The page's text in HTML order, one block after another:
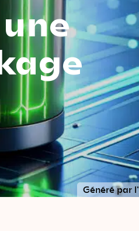
Généré par